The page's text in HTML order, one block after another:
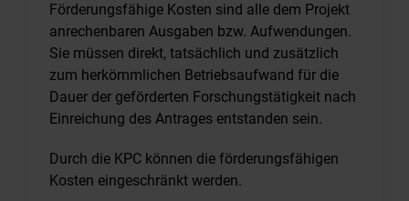
Förderungsfähige Kosten sind alle dem Projekt
anrechenbaren Ausgaben bzw. Aufwendungen.
Sie müssen direkt, tatsächlich und zusätzlich
zum herkömmlichen Betriebsaufwand für die
Dauer der geförderten Forschungstätigkeit nach
Einreichung des Antrages entstanden sein.
Durch die KPC können die förderungsfähigen
Kosten eingeschränkt werden.